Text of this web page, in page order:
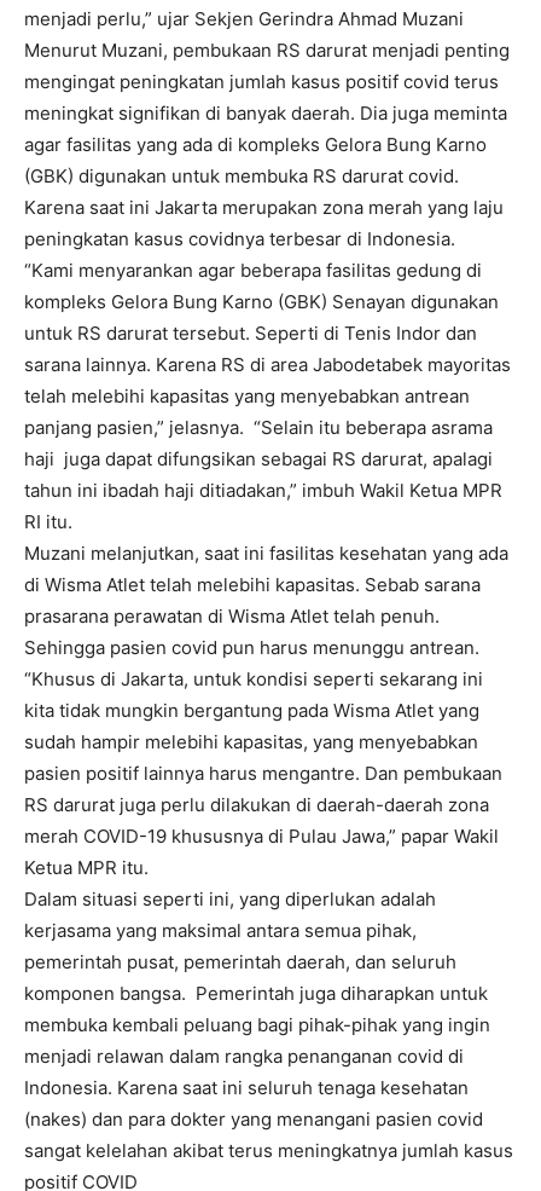
menjadi perlu,” ujar Sekjen Gerindra Ahmad Muzani
Menurut Muzani, pembukaan RS darurat menjadi penting
mengingat peningkatan jumlah kasus positif covid terus
meningkat signifikan di banyak daerah. Dia juga meminta
agar fasilitas yang ada di kompleks Gelora Bung Karno
(GBK) digunakan untuk membuka RS darurat covid.
Karena saat ini Jakarta merupakan zona merah yang laju
peningkatan kasus covidnya terbesar di Indonesia.
“Kami menyarankan agar beberapa fasilitas gedung di
kompleks Gelora Bung Karno (GBK) Senayan digunakan
untuk RS darurat tersebut. Seperti di Tenis Indor dan
sarana lainnya. Karena RS di area Jabodetabek mayoritas
telah melebihi kapasitas yang menyebabkan antrean
panjang pasien,” jelasnya. “Selain itu beberapa asrama
haji juga dapat difungsikan sebagai RS darurat, apalagi
tahun ini ibadah haji ditiadakan,” imbuh Wakil Ketua MPR
RI itu.
Muzani melanjutkan, saat ini fasilitas kesehatan yang ada
di Wisma Atlet telah melebihi kapasitas. Sebab sarana
prasarana perawatan di Wisma Atlet telah penuh.
Sehingga pasien covid pun harus menunggu antrean.
“Khusus di Jakarta, untuk kondisi seperti sekarang ini
kita tidak mungkin bergantung pada Wisma Atlet yang
sudah hampir melebihi kapasitas, yang menyebabkan
pasien positif lainnya harus mengantre. Dan pembukaan
RS darurat juga perlu dilakukan di daerah-daerah zona
merah COVID-19 khususnya di Pulau Jawa,” papar Wakil
Ketua MPR itu.
Dalam situasi seperti ini, yang diperlukan adalah
kerjasama yang maksimal antara semua pihak,
pemerintah pusat, pemerintah daerah, dan seluruh
komponen bangsa. Pemerintah juga diharapkan untuk
membuka kembali peluang bagi pihak-pihak yang ingin
menjadi relawan dalam rangka penanganan covid di
Indonesia. Karena saat ini seluruh tenaga kesehatan
(nakes) dan para dokter yang menangani pasien covid
sangat kelelahan akibat terus meningkatnya jumlah kasus
positif COVID